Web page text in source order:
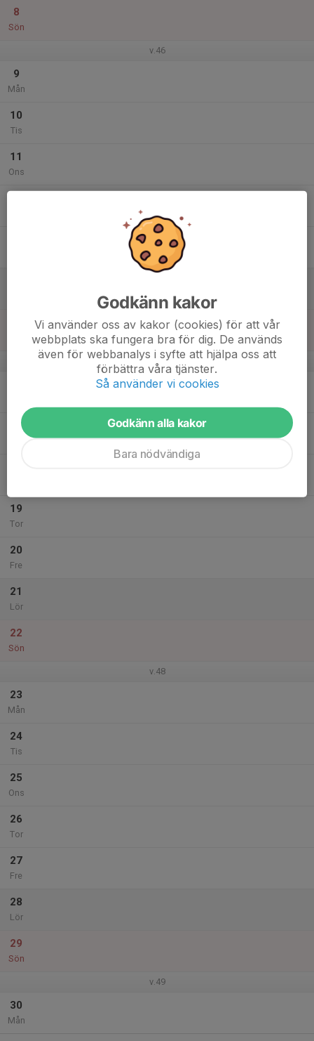
8
Sön
v.46
9
Mån
10
Tis
11
Ons
v.47
17
19
Tor
20
Fre
21
Lör
22
Sön
v.48
23
Mån
24
Tis
25
Ons
26
Tor
27
Fre
28
Lör
29
Sön
v.49
30
Mån
Godkänn kakor
Vi använder oss av kakor (cookies) för att vår
webbplats ska fungera bra för dig. De används
även för webbanalys i syfte att hjälpa oss att
förbättra våra tjänster.
Så använder vi cookies
Godkänn alla kakor
Bara nödvändiga